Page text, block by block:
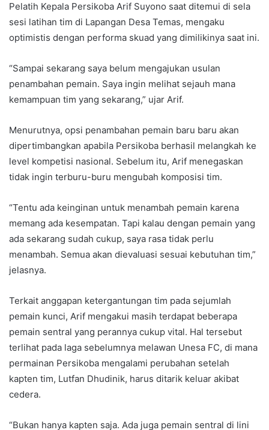
Pelatih Kepala Persikoba Arif Suyono saat ditemui di sela
sesi latihan tim di Lapangan Desa Temas, mengaku
optimistis dengan performa skuad yang dimilikinya saat ini.
“Sampai sekarang saya belum mengajukan usulan
penambahan pemain. Saya ingin melihat sejauh mana
kemampuan tim yang sekarang,” ujar Arif.
Menurutnya, opsi penambahan pemain baru baru akan
dipertimbangkan apabila Persikoba berhasil melangkah ke
level kompetisi nasional. Sebelum itu, Arif menegaskan
tidak ingin terburu-buru mengubah komposisi tim.
“Tentu ada keinginan untuk menambah pemain karena
memang ada kesempatan. Tapi kalau dengan pemain yang
ada sekarang sudah cukup, saya rasa tidak perlu
menambah. Semua akan dievaluasi sesuai kebutuhan tim,”
jelasnya.
Terkait anggapan ketergantungan tim pada sejumlah
pemain kunci, Arif mengakui masih terdapat beberapa
pemain sentral yang perannya cukup vital. Hal tersebut
terlihat pada laga sebelumnya melawan Unesa FC, di mana
permainan Persikoba mengalami perubahan setelah
kapten tim, Lutfan Dhudinik, harus ditarik keluar akibat
cedera.
“Bukan hanya kapten saja. Ada juga pemain sentral di lini